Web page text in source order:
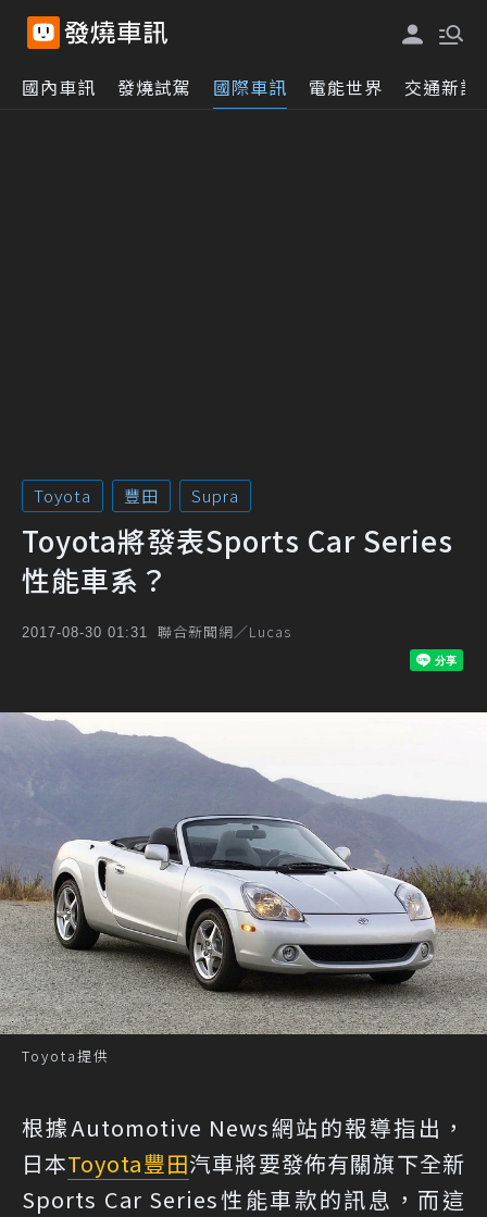
國內車訊 發燒試駕 國際車訊 電能世界 交通新訊
Toyota 豐田 Supra
Toyota將發表Sports Car Series
性能車系？
2017-08-30 01:31 聯合新聞網／Lucas
Toyota提供
根據Automotive News網站的報導指出，
日本Toyota豐田汽車將要發佈有關旗下全新
Sports Car Series性能車款的訊息，而這